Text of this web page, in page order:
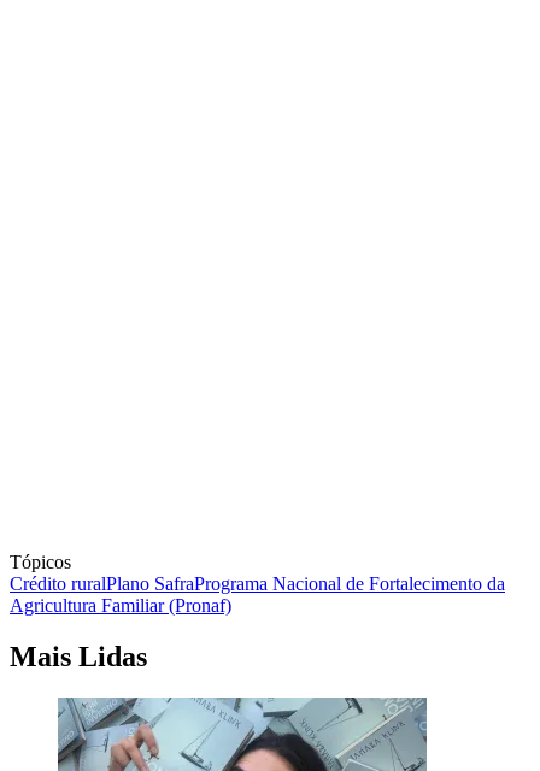
Tópicos
Crédito ruralPlano SafraPrograma Nacional de Fortalecimento da
Agricultura Familiar (Pronaf)
Mais Lidas